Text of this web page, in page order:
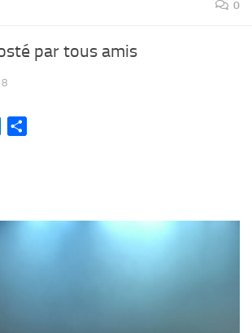
0
par tous amis
LinkedIn